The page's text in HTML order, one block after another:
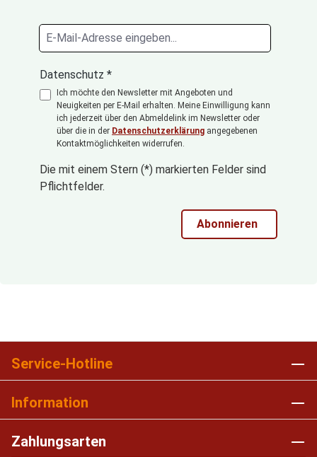
Datenschutz *
Ich möchte den Newsletter mit Angeboten und
Neuigkeiten per E-Mail erhalten. Meine Einwilligung kann
ich jederzeit über den Abmeldelink im Newsletter oder
über die in der Datenschutzerklärung angegebenen
Kontaktmöglichkeiten widerrufen.
Die mit einem Stern (*) markierten Felder sind
Pflichtfelder.
Abonnieren
Service-Hotline
Information
Zahlungsarten